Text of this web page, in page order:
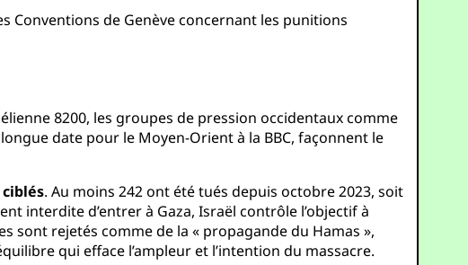
Conventions de Genève concernant les punitions
8200, les groupes de pression occidentaux comme
longue date pour le Moyen-Orient à la BBC, façonnent le
. Au moins 242 ont été tués depuis octobre 2023, soit
interdite d’entrer à Gaza, Israël contrôle l’objectif à
sont rejetés comme de la « propagande du Hamas »,
qui efface l’ampleur et l’intention du massacre.